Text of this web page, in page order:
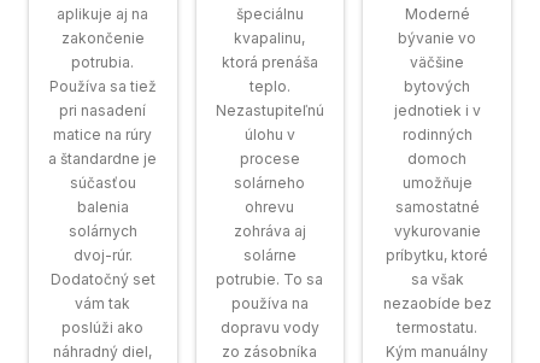
aplikuje aj na
zakončenie
potrubia.
Používa sa tiež
pri nasadení
matice na rúry
a štandardne je
súčasťou
balenia
solárnych
dvoj-rúr.
Dodatočný set
vám tak
poslúži ako
náhradný diel,
špeciálnu
kvapalinu,
ktorá prenáša
teplo.
Nezastupiteľnú
úlohu v
procese
solárneho
ohrevu
zohráva aj
solárne
potrubie. To sa
používa na
dopravu vody
zo zásobníka
Moderné
bývanie vo
väčšine
bytových
jednotiek i v
rodinných
domoch
umožňuje
samostatné
vykurovanie
príbytku, ktoré
sa však
nezaobíde bez
termostatu.
Kým manuálny